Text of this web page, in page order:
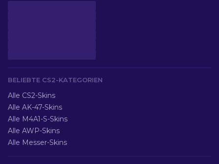
BELIEBTE CS2-KATEGORIEN
Alle CS2-Skins
Alle AK-47-Skins
Alle M4A1-S-Skins
Alle AWP-Skins
Alle Messer-Skins